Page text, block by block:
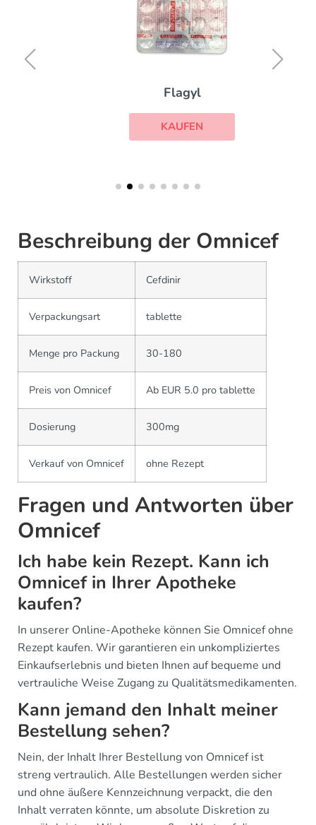
Flagyl
KAUFEN
Beschreibung der Omnicef
Wirkstoff Cefdinir
Verpackungsart tablette
Menge pro Packung 30-180
Preis von Omnicef Ab EUR 5.0 pro tablette
Dosierung 300mg
Verkauf von Omnicef ohne Rezept
Fragen und Antworten über
Omnicef
Ich habe kein Rezept. Kann ich
Omnicef in Ihrer Apotheke
kaufen?
In unserer Online-Apotheke können Sie Omnicef ohne
Rezept kaufen. Wir garantieren ein unkompliziertes
Einkaufserlebnis und bieten Ihnen auf bequeme und
vertrauliche Weise Zugang zu Qualitätsmedikamenten.
Kann jemand den Inhalt meiner
Bestellung sehen?
Nein, der Inhalt Ihrer Bestellung von Omnicef ist
streng vertraulich. Alle Bestellungen werden sicher
und ohne äußere Kennzeichnung verpackt, die den
Inhalt verraten könnte, um absolute Diskretion zu